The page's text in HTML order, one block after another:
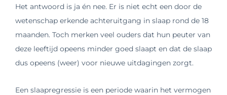
Het antwoord is ja én nee. Er is niet echt een door de
wetenschap erkende achteruitgang in slaap rond de 18
maanden. Toch merken veel ouders dat hun peuter van
deze leeftijd opeens minder goed slaapt en dat de slaap
dus opeens (weer) voor nieuwe uitdagingen zorgt.
Een slaapregressie is een periode waarin het vermogen